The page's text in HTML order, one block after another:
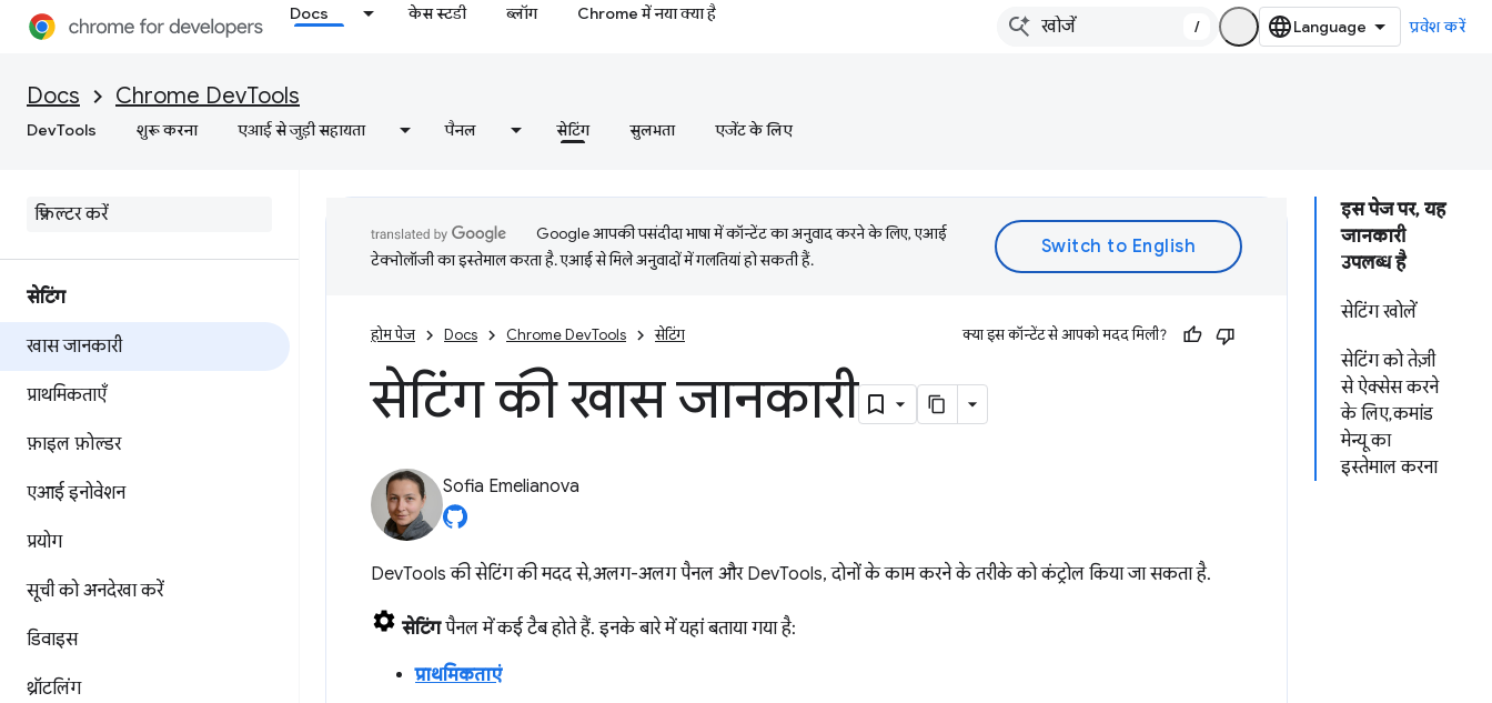
Docs केस स्टडी ब्लॉग Chrome में नया क्या है
/ प्रवेश करें
Docs Chrome DevTools
DevTools शुरू करना एआई से जुड़ी सहायता पैनल सेटिंग सुलभता एजेंट के लिए
सेटिंग
खास जानकारी
प्राथमिकताएँ
फ़ाइल फ़ोल्डर
एआई इनोवेशन
प्रयोग
सूची को अनदेखा करें
डिवाइस
थ्रॉटलिंग
इस पेज पर, यह
जानकारी
उपलब्ध है
सेटिंग खोलें
सेटिंग को तेज़ी
से ऐक्सेस करने
के लिए, कमांड
मेन्यू का
इस्तेमाल करना
Google आपकी पसंदीदा भाषा में कॉन्टेंट का अनुवाद करने के लिए, एआई
टेक्नोलॉजी का इस्तेमाल करता है. एआई से मिले अनुवादों में गलतियां हो सकती हैं.
होम पेज Docs Chrome DevTools सेटिंग क्या इस कॉन्टेंट से आपको मदद मिली?
सेटिंग की खास जानकारी
Sofia Emelianova
DevTools की सेटिंग की मदद से, अलग-अलग पैनल और DevTools, दोनों के काम करने के तरीके को कंट्रोल किया जा सकता है.
सेटिंगपैनल में कई टैब होते हैं. इनके बारे में यहां बताया गया है:
प्राथमिकताएं